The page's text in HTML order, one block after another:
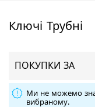
Ключі Трубні
ПОКУПКИ ЗА
Ми не можемо
вибраному.